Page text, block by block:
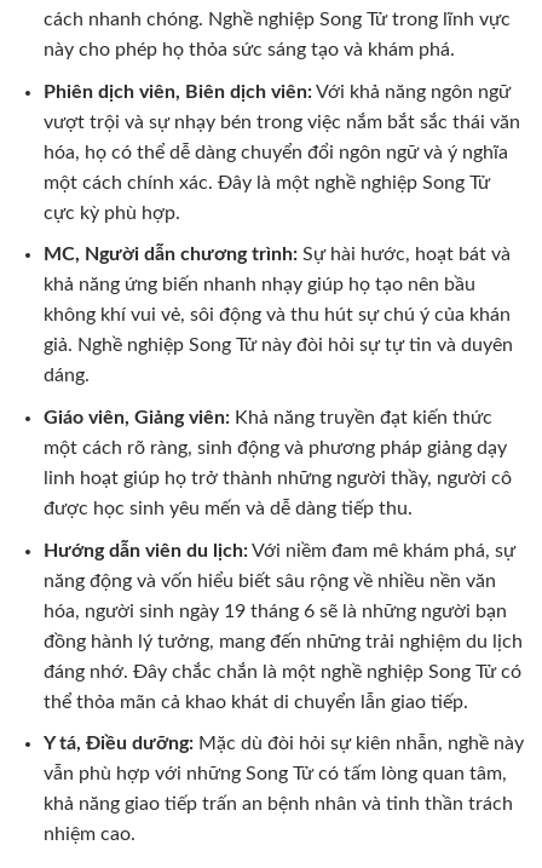
cách nhanh chóng. Nghề nghiệp Song Tử trong lĩnh vực
này cho phép họ thỏa sức sáng tạo và khám phá.
Phiên dịch viên, Biên dịch viên:Với khả năng ngôn ngữ
vượt trội và sự nhạy bén trong việc nắm bắt sắc thái văn
hóa, họ có thể dễ dàng chuyển đổi ngôn ngữ và ý nghĩa
một cách chính xác. Đây là một nghề nghiệp Song Tử
cực kỳ phù hợp.
MC, Người dẫn chương trình:Sự hài hước, hoạt bát và
khả năng ứng biến nhanh nhạy giúp họ tạo nên bầu
không khí vui vẻ, sôi động và thu hút sự chú ý của khán
giả. Nghề nghiệp Song Tử này đòi hỏi sự tự tin và duyên
dáng.
Giáo viên, Giảng viên:Khả năng truyền đạt kiến thức
một cách rõ ràng, sinh động và phương pháp giảng dạy
linh hoạt giúp họ trở thành những người thầy, người cô
được học sinh yêu mến và dễ dàng tiếp thu.
Hướng dẫn viên du lịch:Với niềm đam mê khám phá, sự
năng động và vốn hiểu biết sâu rộng về nhiều nền văn
hóa, người sinh ngày 19 tháng 6 sẽ là những người bạn
đồng hành lý tưởng, mang đến những trải nghiệm du lịch
đáng nhớ. Đây chắc chắn là một nghề nghiệp Song Tử có
thể thỏa mãn cả khao khát di chuyển lẫn giao tiếp.
Y tá, Điều dưỡng:Mặc dù đòi hỏi sự kiên nhẫn, nghề này
vẫn phù hợp với những Song Tử có tấm lòng quan tâm,
khả năng giao tiếp trấn an bệnh nhân và tinh thần trách
nhiệm cao.